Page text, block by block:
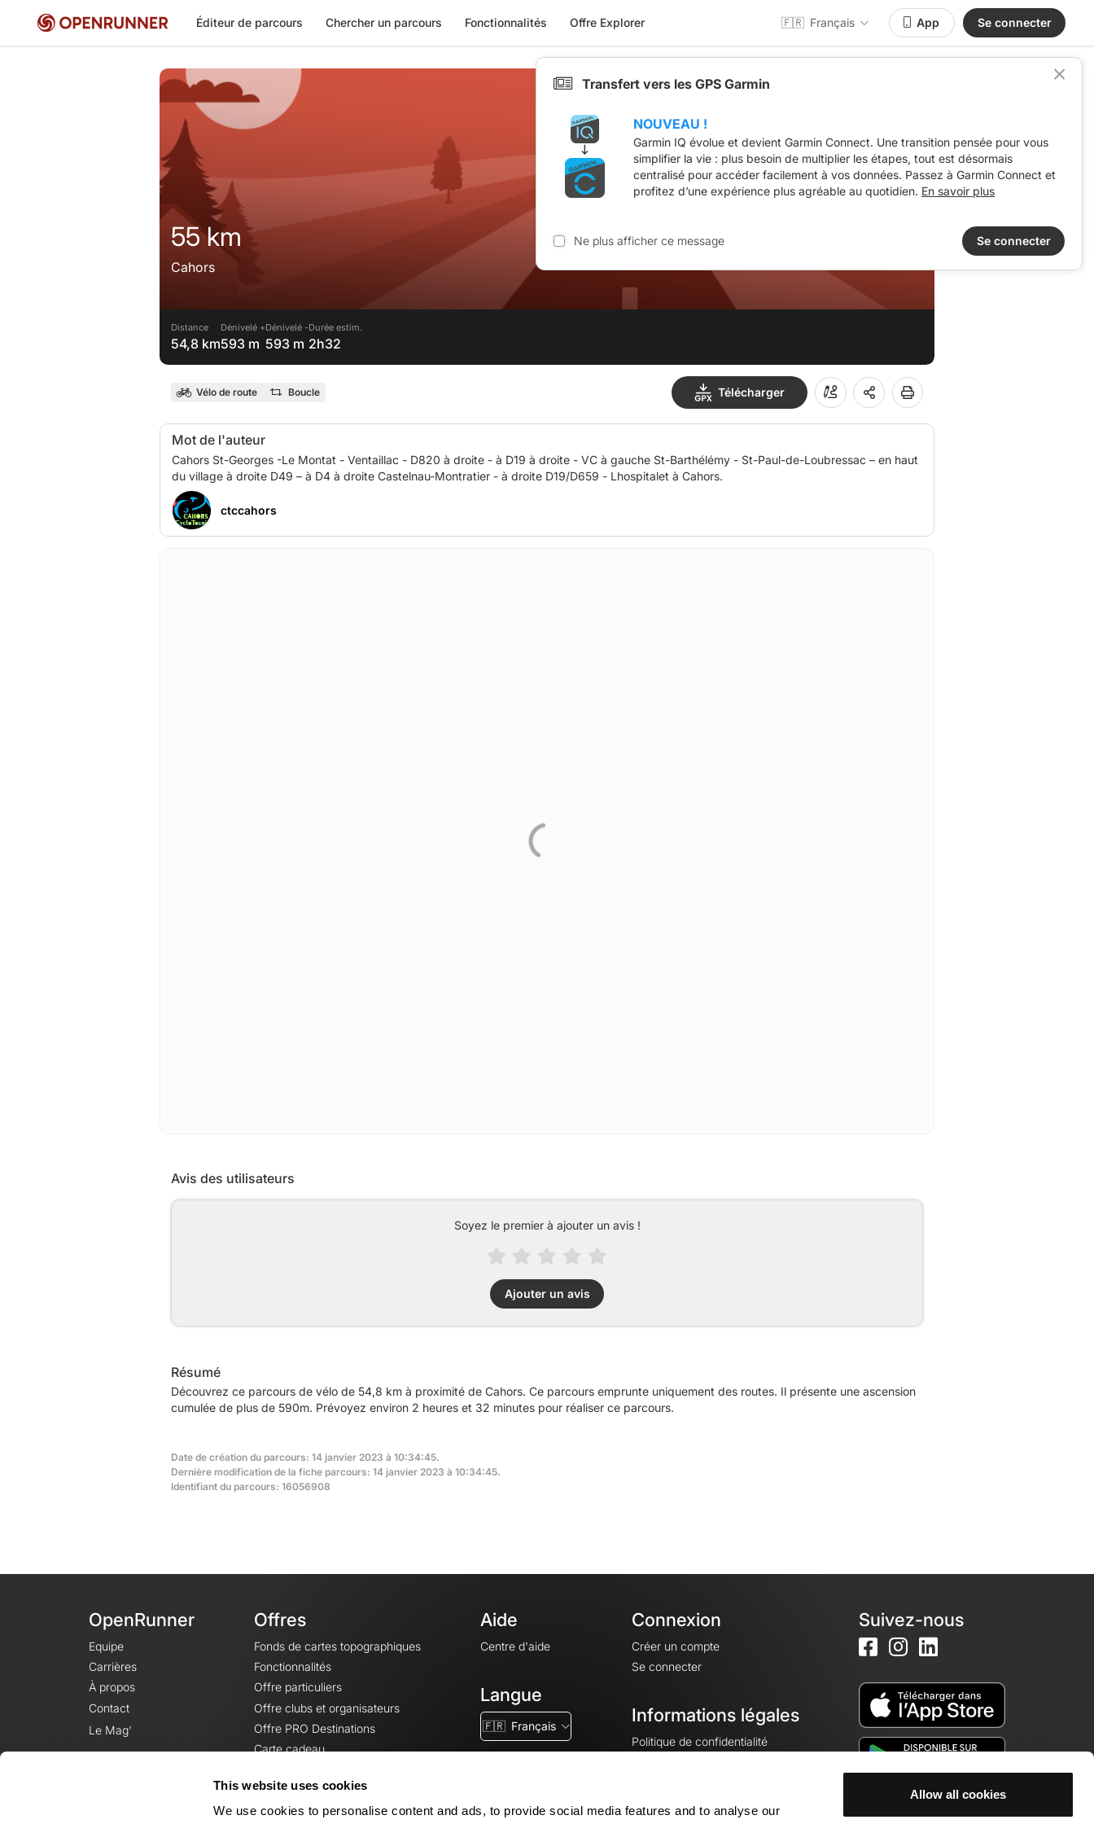
This website uses cookies
We use cookies to personalise content and ads, to provide social media features and to analyse our
Allow all cookies
Éditeur de parcours Chercher un parcours Fonctionnalités Offre Explorer 🇫🇷 Français App Se connecter
55 km
Cahors
Distance
54,8 km
Dénivelé +
593 m
Dénivelé -
593 m
Durée estim.
2h32
Vélo de route Boucle Télécharger
Mot de l'auteur
Cahors St-Georges -Le Montat - Ventaillac - D820 à droite - à D19 à droite - VC à gauche St-Barthélémy - St-Paul-de-Loubressac – en haut
ctccahors
Avis des utilisateurs
Soyez le premier à ajouter un avis !
Ajouter un avis
Résumé
Découvrez ce parcours de vélo de 54,8 km à proximité de Cahors. Ce parcours emprunte uniquement des routes. Il présente une ascension
cumulée de plus de 590m. Prévoyez environ 2 heures et 32 minutes pour réaliser ce parcours.
Date de création du parcours: 14 janvier 2023 à 10:34:45.
Dernière modification de la fiche parcours: 14 janvier 2023 à 10:34:45.
Identifiant du parcours: 16056908
OpenRunner
Equipe
Carrières
À propos
Contact
Le Mag'
Offres
Fonds de cartes topographiques
Fonctionnalités
Offre particuliers
Offre clubs et organisateurs
Offre PRO Destinations
Carte cadeau
Aide
Centre d'aide
Langue
🇫🇷 Français
Connexion
Créer un compte
Se connecter
Informations légales
Politique de confidentialité
Mentions légales
Suivez-nous
Transfert vers les GPS Garmin
NOUVEAU !
Garmin IQ évolue et devient Garmin Connect. Une transition pensée pour vous
simplifier la vie : plus besoin de multiplier les étapes, tout est désormais
centralisé pour accéder facilement à vos données. Passez à Garmin Connect et
profitez d’une expérience plus agréable au quotidien. En savoir plus
Ne plus afficher ce message Se connecter